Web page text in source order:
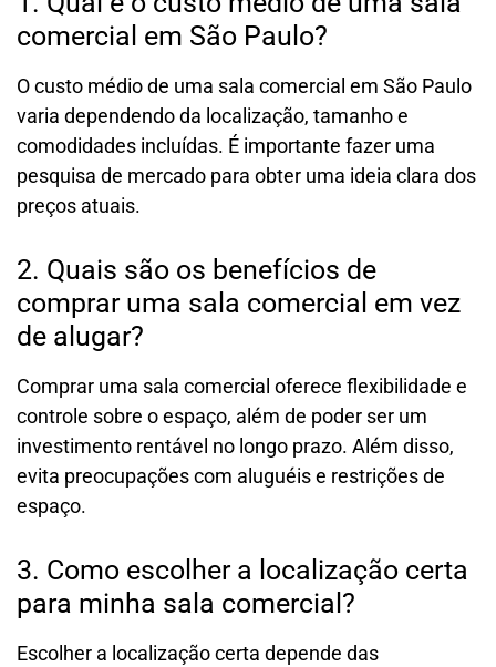
comercial em São Paulo?
O custo médio de uma sala comercial em São Paulo
varia dependendo da localização, tamanho e
comodidades incluídas. É importante fazer uma
pesquisa de mercado para obter uma ideia clara dos
preços atuais.
2. Quais são os benefícios de
comprar uma sala comercial em vez
de alugar?
Comprar uma sala comercial oferece flexibilidade e
controle sobre o espaço, além de poder ser um
investimento rentável no longo prazo. Além disso,
evita preocupações com aluguéis e restrições de
espaço.
3. Como escolher a localização certa
para minha sala comercial?
Escolher a localização certa depende das